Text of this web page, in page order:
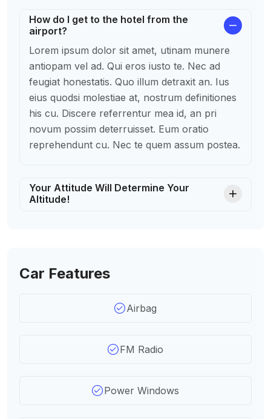
How do I get to the hotel from the
airport?
Lorem ipsum dolor sit amet, utinam munere
antiopam vel ad. Qui eros iusto te. Nec ad
feugiat honestatis. Quo illum detraxit an. Ius
eius quodsi molestiae at, nostrum definitiones
his cu. Discere referrentur mea id, an pri
novum possim deterruisset. Eum oratio
reprehendunt cu. Nec te quem assum postea.
Your Attitude Will Determine Your
Altitude!
Car Features
Airbag
FM Radio
Power Windows